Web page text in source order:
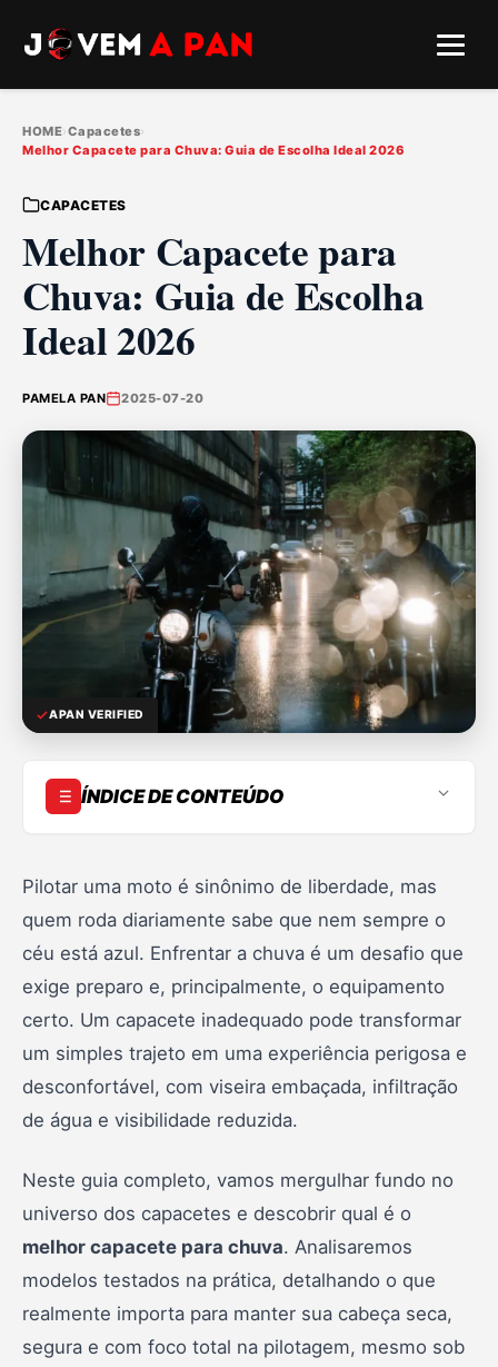
HOME›Capacetes›
Melhor Capacete para Chuva: Guia de Escolha Ideal 2026
CAPACETES
Melhor Capacete para
Chuva: Guia de Escolha
Ideal 2026
PAMELA PAN 2025-07-20
APAN VERIFIED
ÍNDICE DE CONTEÚDO
Características essenciais
Top 10 capacetes para chuva
1. LS2 FF358
2. LS2 FF320 Stream
3. Norisk FF302
4. Peels Icon Fast
5. Bieffe B-40
6. Pro Tork Evolution G8
7. Icon Peels
8. Norisk Razor
9. Pro Tork Attack Elite
10. ASX Draken Vector
Pilotar uma moto é sinônimo de liberdade, mas
quem roda diariamente sabe que nem sempre o
céu está azul. Enfrentar a chuva é um desafio que
exige preparo e, principalmente, o equipamento
certo. Um capacete inadequado pode transformar
um simples trajeto em uma experiência perigosa e
desconfortável, com viseira embaçada, infiltração
de água e visibilidade reduzida.
Neste guia completo, vamos mergulhar fundo no
universo dos capacetes e descobrir qual é o
melhor capacete para chuva. Analisaremos
modelos testados na prática, detalhando o que
realmente importa para manter sua cabeça seca,
segura e com foco total na pilotagem, mesmo sob